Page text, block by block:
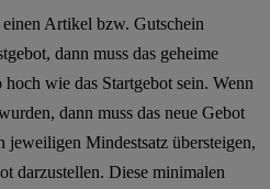
einen Artikel bzw. Gutschein
dann muss das geheime
wie das Startgebot sein. Wenn
dann muss das neue Gebot
jeweiligen Mindestsatz übersteigen,
darzustellen. Diese minimalen